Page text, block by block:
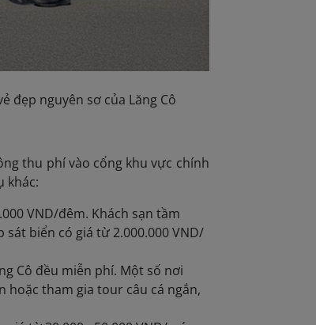
đẹp nguyên sơ của Lăng Cô
thu phí vào cổng khu vực chính
khác:
VND/đêm. Khách sạn tầm
biển có giá từ 2.000.000 VND/
Cô đều miễn phí. Một số nơi
hoặc tham gia tour câu cá ngắn,